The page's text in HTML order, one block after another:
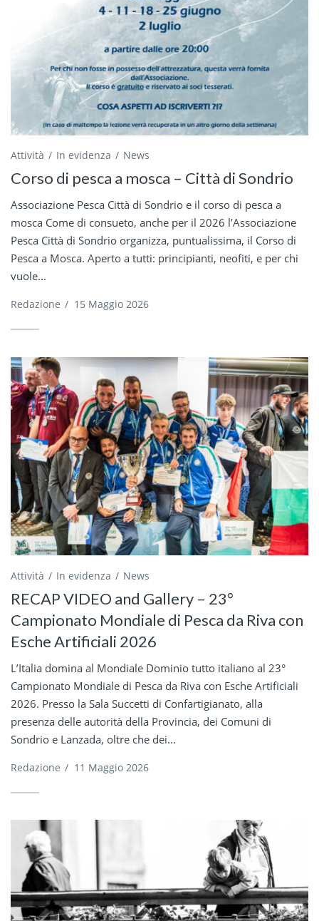
Attività In evidenza News
Corso di pesca a mosca – Città di Sondrio
Associazione Pesca Città di Sondrio e il corso di pesca a
mosca Come di consueto, anche per il 2026 l’Associazione
Pesca Città di Sondrio organizza, puntualissima, il Corso di
Pesca a Mosca. Aperto a tutti: principianti, neofiti, e per chi
vuole...
Redazione / 15 Maggio 2026
Attività In evidenza News
RECAP VIDEO and Gallery – 23°
Campionato Mondiale di Pesca da Riva con
Esche Artificiali 2026
L’Italia domina al Mondiale Dominio tutto italiano al 23°
Campionato Mondiale di Pesca da Riva con Esche Artificiali
2026. Presso la Sala Succetti di Confartigianato, alla
presenza delle autorità della Provincia, dei Comuni di
Sondrio e Lanzada, oltre che dei...
Redazione / 11 Maggio 2026